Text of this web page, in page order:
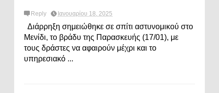
Reply Ιανουαρίου 18, 2025
Διάρρηξη σημειώθηκε σε σπίτι αστυνομικού στο
Μενίδι, το βράδυ της Παρασκευής (17/01), με
τους δράστες να αφαιρούν μέχρι και το
υπηρεσιακό ...